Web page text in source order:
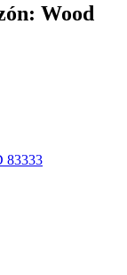
Wood
83333